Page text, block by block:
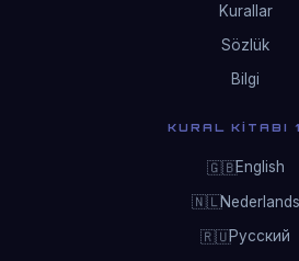
Kurallar
Sözlük
Bilgi
KURAL KITABI
🇬🇧English
🇳🇱Nederlands
🇷🇺Русский